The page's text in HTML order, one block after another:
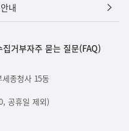
내
집거부자주 묻는 질문(FAQ)
종청사 15동
공휴일 제외)